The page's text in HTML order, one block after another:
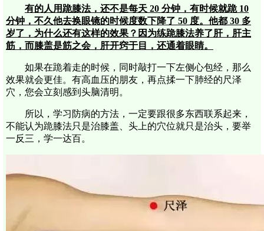
有的人用跪膝法，还不是每天 20 分钟，有时候就跪 10
分钟，不久他去换眼镜的时候度数下降了 50 度。他都 30 多
岁了，为什么还有这样的效果？因为练跪膝法养了肝，肝主
筋，而膝盖是筋之会，肝开窍于目，还通着眼睛。
如果在跪着走的时候，同时敲打一下左侧心包经，那么
效果就会更佳。有高血压的朋友，再点揉一下肺经的尺泽
穴，您会立刻感到头脑清明。
所以，学习防病的方法，一定要跟很多东西联系起来，
不能认为跪膝法只是治膝盖、头上的穴位就只是治头，要举
一反三，学一达百。